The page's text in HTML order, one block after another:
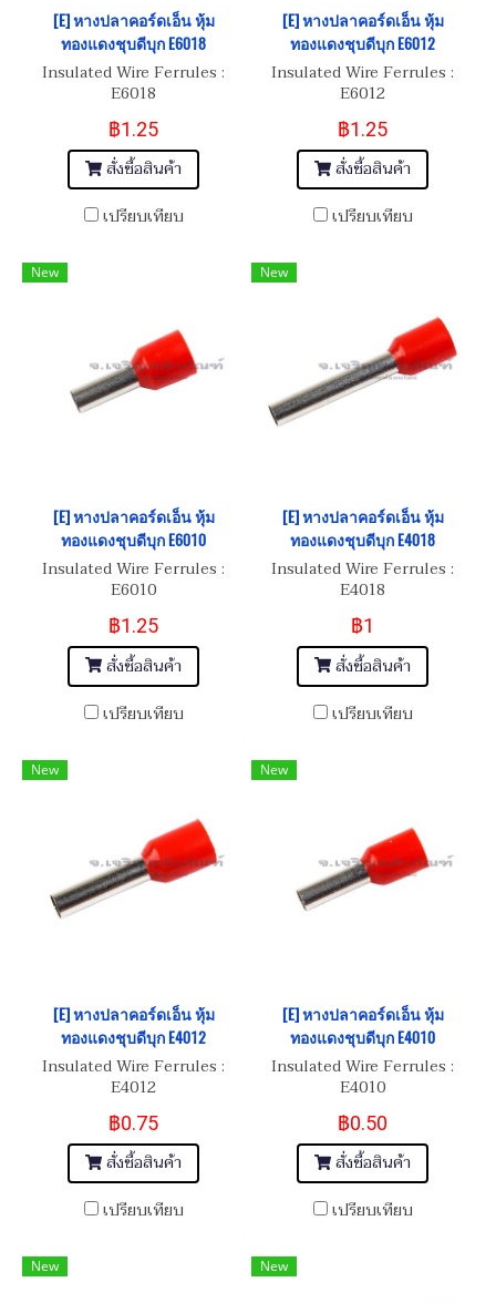
[E] หางปลาคอร์ดเอ็น หุ้ม
ทองแดงชุบดีบุก E6018
Insulated Wire Ferrules :
E6018
฿1.25
สั่งซื้อสินค้า
เปรียบเทียบ
[E] หางปลาคอร์ดเอ็น หุ้ม
ทองแดงชุบดีบุก E6012
Insulated Wire Ferrules :
E6012
฿1.25
สั่งซื้อสินค้า
เปรียบเทียบ
New
[E] หางปลาคอร์ดเอ็น หุ้ม
ทองแดงชุบดีบุก E6010
Insulated Wire Ferrules :
E6010
฿1.25
สั่งซื้อสินค้า
เปรียบเทียบ
New
[E] หางปลาคอร์ดเอ็น หุ้ม
ทองแดงชุบดีบุก E4018
Insulated Wire Ferrules :
E4018
฿1
สั่งซื้อสินค้า
เปรียบเทียบ
New
[E] หางปลาคอร์ดเอ็น หุ้ม
ทองแดงชุบดีบุก E4012
Insulated Wire Ferrules :
E4012
฿0.75
สั่งซื้อสินค้า
เปรียบเทียบ
New
[E] หางปลาคอร์ดเอ็น หุ้ม
ทองแดงชุบดีบุก E4010
Insulated Wire Ferrules :
E4010
฿0.50
สั่งซื้อสินค้า
เปรียบเทียบ
New New